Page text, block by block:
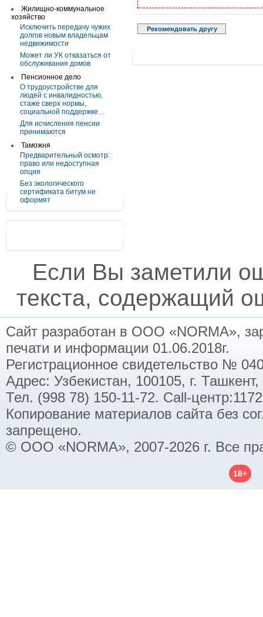
Жилищно-коммунальное
хозяйство
Исключить передачу чужих
долгов новым владельцам
недвижимости
Может ли УК отказаться от
обслуживания домов
Пенсионное дело
О трудоустройстве для
людей с инвалидностью,
стаже сверх нормы,
социальной поддержке…
Для исчисления пенсии
принимаются
Таможня
Предварительный осмотр:
право или недоступная
опция
Без экологического
сертификата битум не
оформят
Рекомендовать другу
Если Вы заметили
текста, содержащий
Сайт разработан в ООО «NORMA»,
печати и информации 01.06.2018г.
Регистрационное свидетельство №
Адрес: Узбекистан, 100105, г.
Тел. (998 78) 150-11-72. Call-
Копирование материалов сайта без
запрещено.
© ООО «NORMA», 2007-2026 г. Все
18+